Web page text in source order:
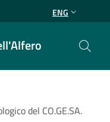
ENG
del CO.GE.SA.